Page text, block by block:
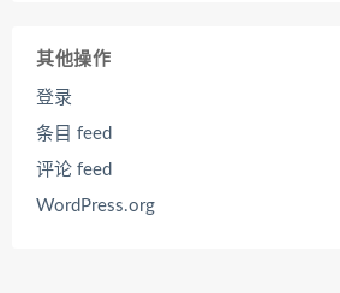
其他操作
登录
条目 feed
评论 feed
WordPress.org